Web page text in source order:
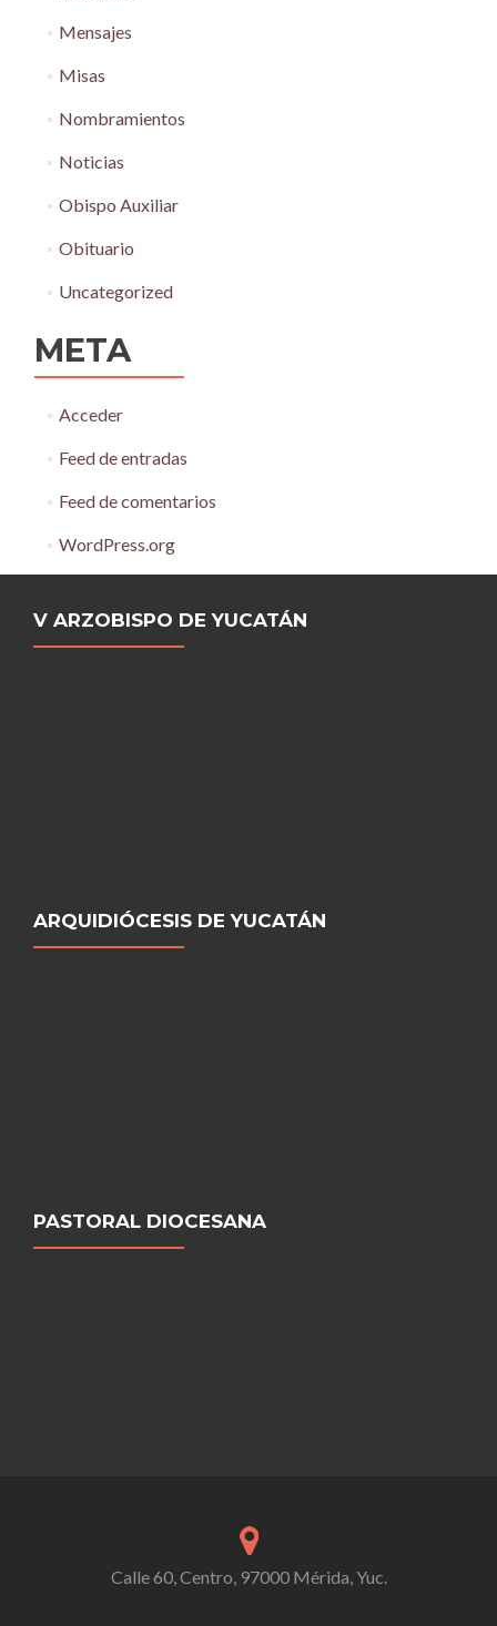
Mensajes
Misas
Nombramientos
Noticias
Obispo Auxiliar
Obituario
Uncategorized
META
Acceder
Feed de entradas
Feed de comentarios
WordPress.org
V ARZOBISPO DE YUCATÁN
ARQUIDIÓCESIS DE YUCATÁN
PASTORAL DIOCESANA
Calle 60, Centro, 97000 Mérida, Yuc.